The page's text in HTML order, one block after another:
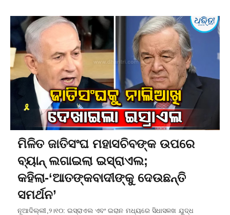
ମିଳିତ ଜାତିସଂଘ ମହାସଚିବଙ୍କ ଉପରେ
ବ୍ୟାନ୍ ଲଗାଇଲା ଇସ୍ରାଏଲ;
କହିଲା-‘ଆତଙ୍କବାଦୀଙ୍କୁ ଦେଉଛନ୍ତି
ସମର୍ଥନ’
ନୂଆଦିଲ୍ଲୀ,୨।୧୦: ଇସ୍ରାଏଲ ଏବଂ ଇରାନ ମଧ୍ୟରେ ସିଧାସଳଖ ଯୁଦ୍ଧ